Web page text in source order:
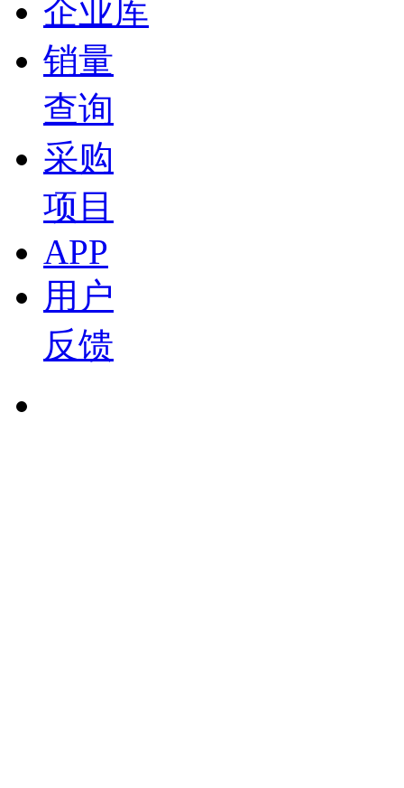
13:26
东风汽车研发总院 杨天元：双碳背景下汽车轻量
新材料论坛
盖世直播君
2026-07-15 15:04
18:49
小鹏汽车 马佳：汽车座椅智能化的发展和趋势展
盖世直播君
2026-07-15 15:02
19:02
西门子 闫韬博士：西门子西碳迹：全链条碳管理
新材料论坛
盖世直播君
2026-07-15 14:42
企业库
销量
查询
采购
项目
APP
用户
反馈